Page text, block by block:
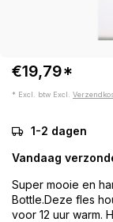
€19,79*
* Excl. btw Excl.
1-2 dagen
Vandaag
Super mooie en
Bottle.Deze fles
voor 12 uur warm.